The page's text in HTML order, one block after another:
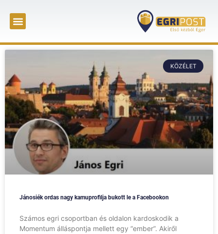
KÖZÉLET
Jánosiék ordas nagy kamuprofilja bukott le a Facebookon
Számos egri csoportban és oldalon kardoskodik a
Momentum álláspontja mellett egy “ember”. Akiről